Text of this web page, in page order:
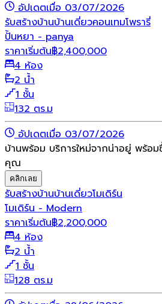
อัปเดตเมื่อ 03/07/2026
รับสร้างบ้านบ้านเดี่ยวคอนเทมโพรารี่
ปั้นหยา - panya
ราคาเริ่มต้น฿2,400,000
4 ห้อง
2 น้ำ
1 ชั้น
132 ตร.ม
อัปเดตเมื่อ 03/07/2026
บ้านพร้อม บริการใหม่จากน่าอยู่ พร้อ
คุณ
คลิกเลย
รับสร้างบ้านบ้านเดี่ยวโมเดิร์น
โมเดิร์น - Modern
ราคาเริ่มต้น฿2,200,000
4 ห้อง
2 น้ำ
1 ชั้น
128 ตร.ม